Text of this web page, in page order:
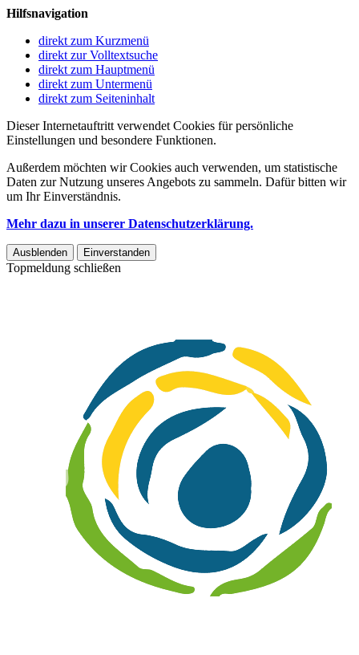
Hilfsnavigation
direkt zum Kurzmenü
direkt zur Volltextsuche
direkt zum Hauptmenü
direkt zum Untermenü
direkt zum Seiteninhalt
Dieser Internetauftritt verwendet Cookies für persönliche
Einstellungen und besondere Funktionen.
Außerdem möchten wir Cookies auch verwenden, um statistische
Daten zur Nutzung unseres Angebots zu sammeln. Dafür bitten wir
um Ihr Einverständnis.
Mehr dazu in unserer Datenschutzerklärung.
Ausblenden Einverstanden
Topmeldung schließen